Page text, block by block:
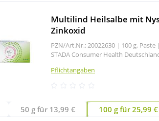
Multilind Heilsalbe mit
Zinkoxid
PZN/Art.Nr.: 20022630 | 100 g, Paste |
STADA Consumer Health
Pflichtangaben
50 g für 13,99 € 100 g für 25,99 €